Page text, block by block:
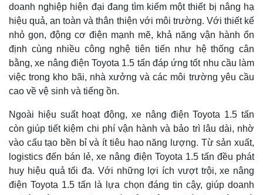
doanh nghiệp hiện đại đang tìm kiếm một thiết bị nâng hạ
hiệu quả, an toàn và thân thiện với môi trường. Với thiết kế
nhỏ gọn, động cơ điện mạnh mẽ, khả năng vận hành ổn
định cùng nhiều công nghệ tiên tiến như hệ thống cân
bằng, xe nâng điện Toyota 1.5 tấn đáp ứng tốt nhu cầu làm
việc trong kho bãi, nhà xưởng và các môi trường yêu cầu
cao về vệ sinh và tiếng ồn.
Ngoài hiệu suất hoạt động, xe nâng điện Toyota 1.5 tấn
còn giúp tiết kiệm chi phí vận hành và bảo trì lâu dài, nhờ
vào cấu tạo bền bỉ và ít tiêu hao năng lượng. Từ sản xuất,
logistics đến bán lẻ, xe nâng điện Toyota 1.5 tấn đều phát
huy hiệu quả tối đa. Với những lợi ích vượt trội, xe nâng
điện Toyota 1.5 tấn là lựa chọn đáng tin cậy, giúp doanh